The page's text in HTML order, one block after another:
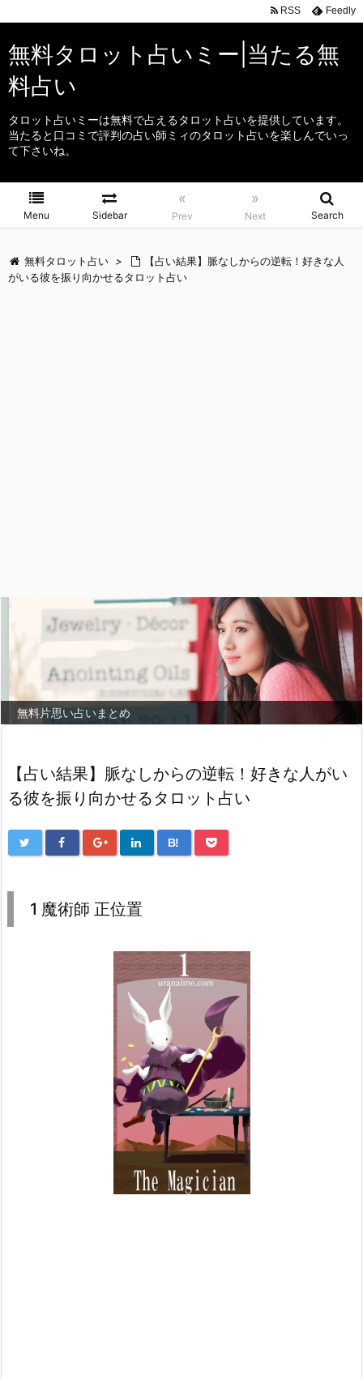
無料タロット占いミー|当たる無
料占い
タロット占いミーは無料で占えるタロット占いを提供しています。
当たると口コミで評判の占い師ミィのタロット占いを楽しんでいっ
て下さいね。
Menu Sidebar
«
Prev
»
Next Search
RSS Feedly
無料タロット占い >
【占い結果】脈なしからの逆転！好きな人
がいる彼を振り向かせるタロット占い
無料片思い占いまとめ
【占い結果】脈なしからの逆転！好きな人がい
る彼を振り向かせるタロット占い
B!
1 魔術師 正位置